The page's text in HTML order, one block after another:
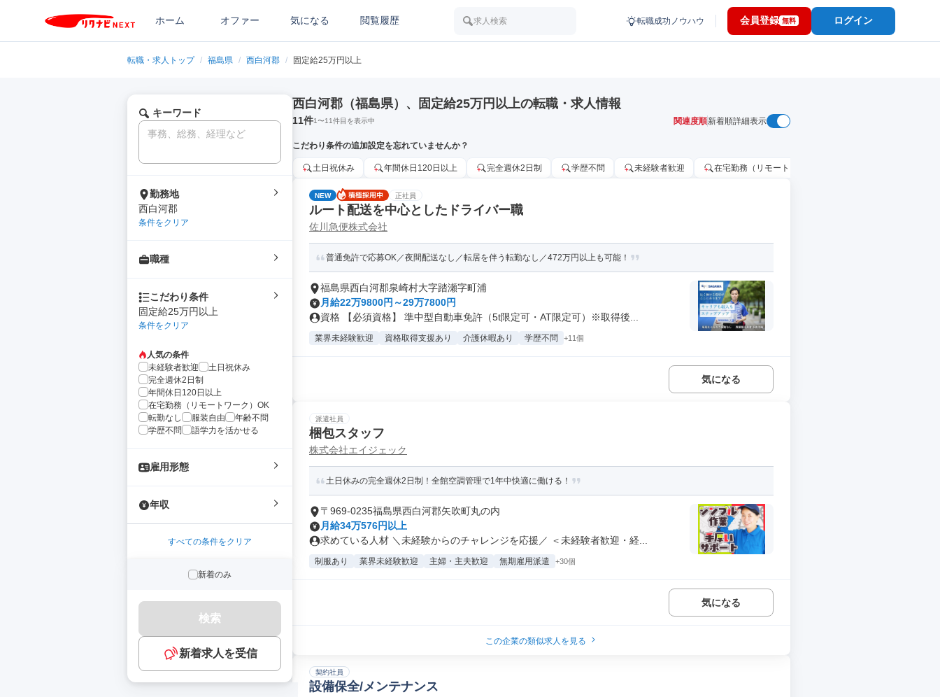
ホーム オファー 気になる 閲覧履歴 求人検索 転職成功ノウハウ 会員登録 無料 ログイン
転職・求人トップ / 福島県 / 西白河郡 / 固定給25万円以上
キーワード
勤務地
西白河郡
条件をクリア
職種
こだわり条件
固定給25万円以上
条件をクリア
人気の条件
未経験者歓迎
土日祝休み
完全週休2日制
年間休日120日以上
在宅勤務（リモートワーク）OK
転勤なし
服装自由
年齢不問
学歴不問
語学力を活かせる
雇用形態
年収
すべての条件をクリア
新着のみ
検索
新着求人を受信
西白河郡（福島県）、固定給25万円以上の転職・求人情報
11件1〜11件目を表示中 関連度順新着順詳細表示
こだわり条件の追加設定を忘れていませんか？
土日祝休み 年間休日120日以上 完全週休2日制 学歴不問 未経験者歓迎 在宅勤務（リモートワーク）OK
NEW 正社員
ルート配送を中心としたドライバー職
佐川急便株式会社
普通免許で応募OK／夜間配送なし／転居を伴う転勤なし／472万円以上も可能！
福島県西白河郡泉崎村大字踏瀬字町浦
月給22万9800円～29万7800円
資格 【必須資格】 準中型自動車免許（5t限定可・AT限定可）※取得後...
業界未経験歓迎 資格取得支援あり 介護休暇あり 学歴不問 +11個
気になる
派遣社員
梱包スタッフ
株式会社エイジェック
土日休みの完全週休2日制！全館空調管理で1年中快適に働ける！
〒969-0235福島県西白河郡矢吹町丸の内
月給34万576円以上
求めている人材 ＼未経験からのチャレンジを応援／ ＜未経験者歓迎・経...
制服あり 業界未経験歓迎 主婦・主夫歓迎 無期雇用派遣 +30個
気になる
この企業の類似求人を見る
契約社員
設備保全/メンテナンス